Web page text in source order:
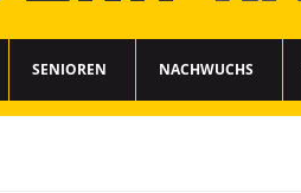
SENIOREN NACHWUCHS